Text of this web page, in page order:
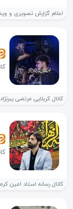
اعلام گزارش تصویری و
کانال کربلایی مرتضی
کانال رسانه استاد امین